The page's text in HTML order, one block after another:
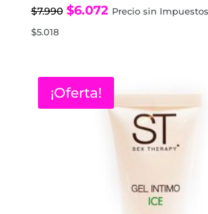
$7.990 El
$7.990.
$6.072El
$6.072.
Precio sin
$5.018
¡Oferta!